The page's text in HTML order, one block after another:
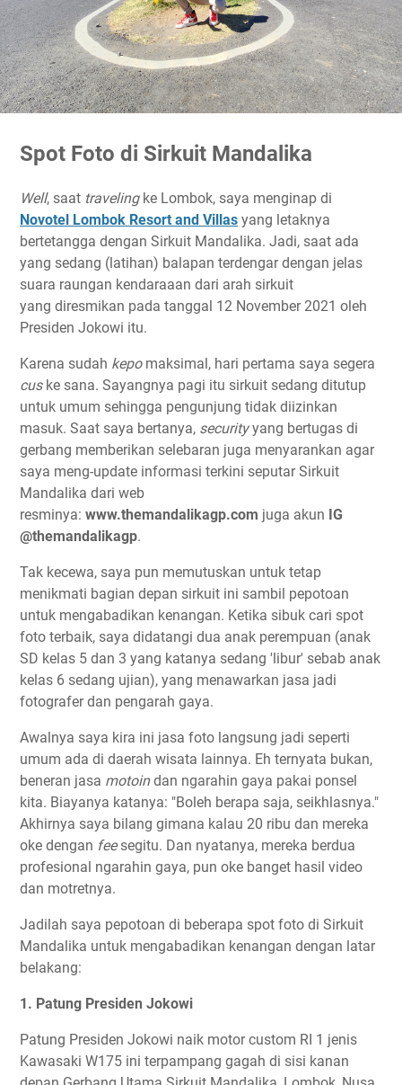
Spot Foto di Sirkuit Mandalika
Well, saat travelingke Lombok, saya menginap di
Novotel Lombok Resort and Villas yang letaknya
bertetangga dengan Sirkuit Mandalika. Jadi, saat ada
yang sedang (latihan) balapan terdengar dengan jelas
suara raungan kendaraaan dari arah sirkuit
yang diresmikan pada tanggal 12 November 2021 oleh
Presiden Jokowi itu.
Karena sudah kepomaksimal, hari pertama saya segera
cuske sana. Sayangnya pagi itu sirkuit sedang ditutup
untuk umum sehingga pengunjung tidak diizinkan
masuk. Saat saya bertanya, securityyang bertugas di
gerbang memberikan selebaran juga menyarankan agar
saya meng-update informasi terkini seputar Sirkuit
Mandalika dari web
resminya: www.themandalikagp.com juga akun IG
@themandalikagp.
Tak kecewa, saya pun memutuskan untuk tetap
menikmati bagian depan sirkuit ini sambil pepotoan
untuk mengabadikan kenangan. Ketika sibuk cari spot
foto terbaik, saya didatangi dua anak perempuan (anak
SD kelas 5 dan 3 yang katanya sedang 'libur' sebab anak
kelas 6 sedang ujian), yang menawarkan jasa jadi
fotografer dan pengarah gaya.
Awalnya saya kira ini jasa foto langsung jadi seperti
umum ada di daerah wisata lainnya. Eh ternyata bukan,
beneran jasa motoindan ngarahin gaya pakai ponsel
kita. Biayanya katanya: "Boleh berapa saja, seikhlasnya."
Akhirnya saya bilang gimana kalau 20 ribu dan mereka
oke dengan feesegitu. Dan nyatanya, mereka berdua
profesional ngarahin gaya, pun oke banget hasil video
dan motretnya.
Jadilah saya pepotoan di beberapa spot foto di Sirkuit
Mandalika untuk mengabadikan kenangan dengan latar
belakang:
1. Patung Presiden Jokowi
Patung Presiden Jokowi naik motor custom RI 1 jenis
Kawasaki W175 ini terpampang gagah di sisi kanan